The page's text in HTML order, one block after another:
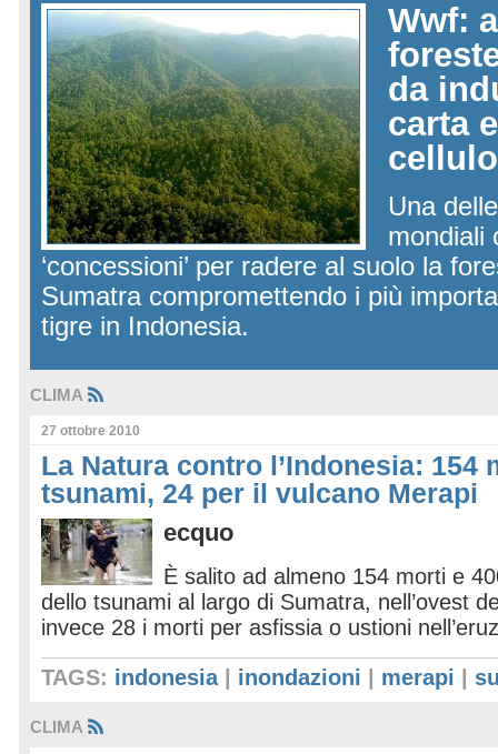
Wwf:
da
carta
Una
mondiali
‘concessioni’ per radere al suolo la
Sumatra compromettendo i più
tigre in Indonesia.
CLIMA
27 ottobre 2010
La Natura contro l’Indonesia: 154
tsunami, 24 per il vulcano Merapi
ecquo
È salito ad almeno 154 morti e
dello tsunami al largo di Sumatra, nell’ovest
invece 28 i morti per asfissia o ustioni
TAGS: indonesia| inondazioni merapi
CLIMA